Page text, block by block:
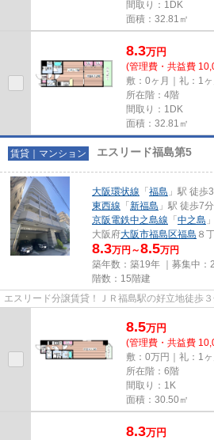
間取り：1DK
面積：32.81㎡
8.3万円
(管理費・共益費
敷：0ヶ月｜礼：1ヶ
所在階：4階
間取り：1DK
面積：32.81㎡
賃貸｜マンション エスリード福島第5
大阪環状線 「 福島 」駅 徒歩
東西線 「 新福島 」駅 徒歩7分
京阪電鉄中之島線 「 中之島
大阪府大阪市福島区福島 ８
8.3万円～8.5万円
築年数：築19年 ｜募集中：
階数：15階建
エスリード分譲賃貸！ＪＲ福島駅の好立地徒歩３
8.5万円
(管理費・共益費
敷：0万円｜礼：1ヶ
所在階：6階
間取り：1K
面積：30.50㎡
8.3万円